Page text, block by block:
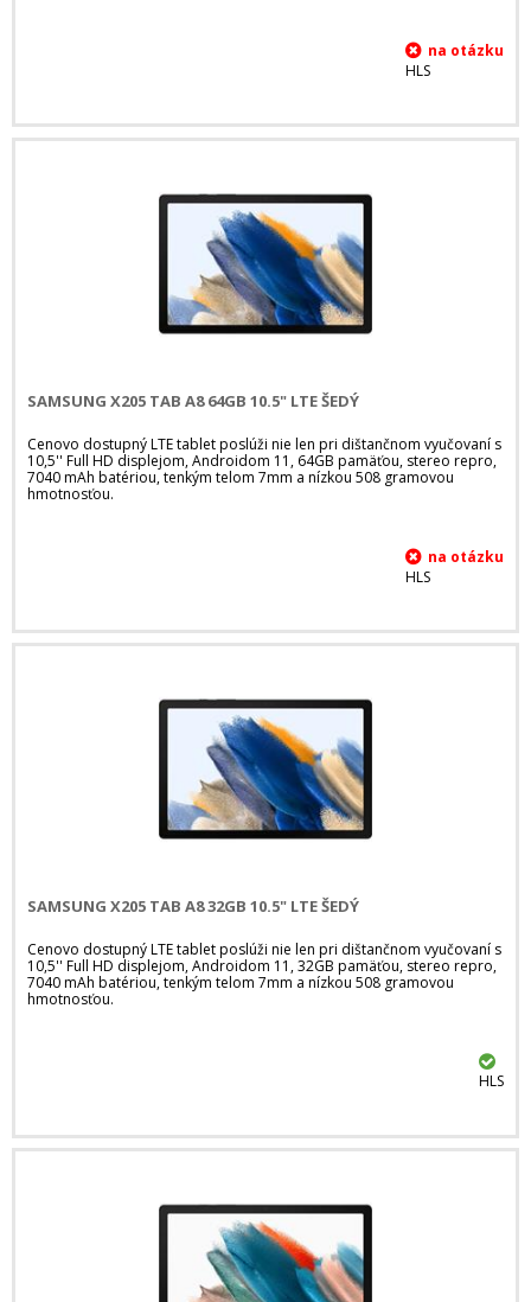
HLS
SAMSUNG X205 TAB A8 64GB 10.5" LTE ŠEDÝ
Cenovo dostupný LTE tablet poslúži nie len pri dištančnom vyučovaní s
10,5'' Full HD displejom, Androidom 11, 64GB pamäťou, stereo repro,
7040 mAh batériou, tenkým telom 7mm a nízkou 508 gramovou
hmotnosťou.
HLS
SAMSUNG X205 TAB A8 32GB 10.5" LTE ŠEDÝ
Cenovo dostupný LTE tablet poslúži nie len pri dištančnom vyučovaní s
10,5'' Full HD displejom, Androidom 11, 32GB pamäťou, stereo repro,
7040 mAh batériou, tenkým telom 7mm a nízkou 508 gramovou
hmotnosťou.
HLS